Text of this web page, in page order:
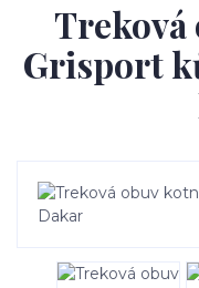
Treková
Grisport